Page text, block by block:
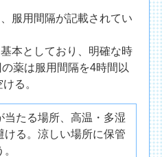
服用間隔が記載されてい
本としており、明確な時
薬は服用間隔を4時間以
る。
当たる場所、高温・多湿
ける。涼しい場所に保管